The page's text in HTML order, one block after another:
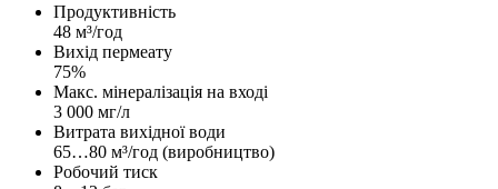
Продуктивність
48 м³/год
Вихід пермеату
75%
Макс. мінералізація на вході
3 000 мг/л
Витрата вихідної води
65…80 м³/год (виробництво)
Робочий тиск